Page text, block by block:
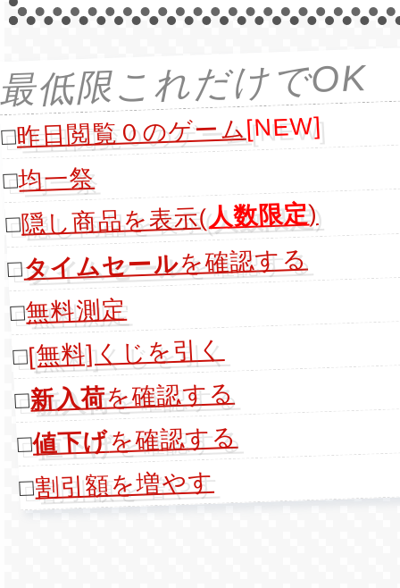
低限これだけでOK
□昨日閲覧０のゲーム[NEW]
□均一祭
□隠し商品を表示(人数限定)
□タイムセールを確認する
□無料測定
□[無料]くじを引く
□新入荷を確認する
□値下げを確認する
□割引額を増やす